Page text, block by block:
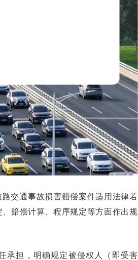
交通事故损害赔偿案件适用法律若
赔偿计算、程序规定等方面作出规
承担，明确规定被侵权人（即受害